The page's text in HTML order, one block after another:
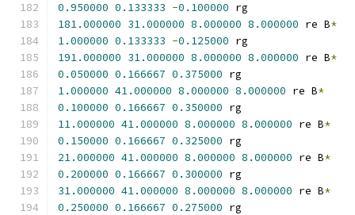
0.950000 0.133333 -0.100000 rg
181.000000 31.000000 8.000000 8.000000 re B*
1.000000 0.133333 -0.125000 rg
191.000000 31.000000 8.000000 8.000000 re B*
0.050000 0.166667 0.375000 rg
1.000000 41.000000 8.000000 8.000000 re B*
0.100000 0.166667 0.350000 rg
11.000000 41.000000 8.000000 8.000000 re B*
0.150000 0.166667 0.325000 rg
21.000000 41.000000 8.000000 8.000000 re B*
0.200000 0.166667 0.300000 rg
31.000000 41.000000 8.000000 8.000000 re B*
0.250000 0.166667 0.275000 rg